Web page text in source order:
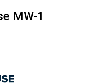
MW-1